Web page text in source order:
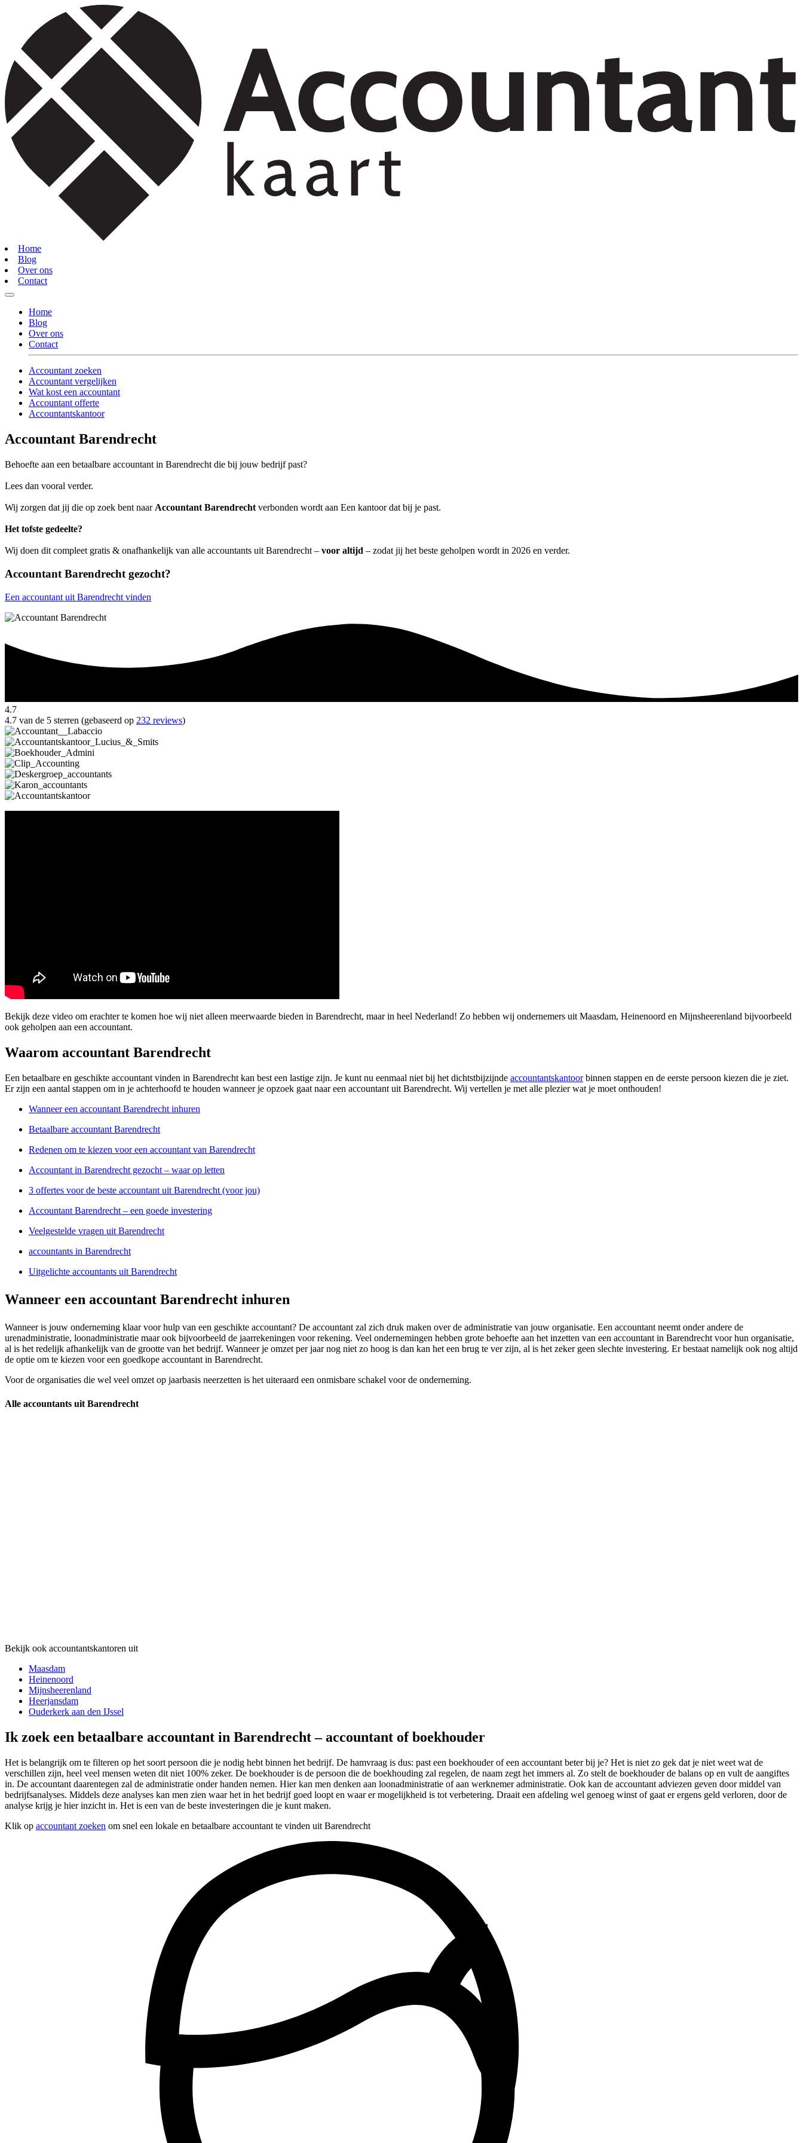
Home
Blog
Over ons
Contact
Home
Blog
Over ons
Contact
Accountant zoeken
Accountant vergelijken
Wat kost een accountant
Accountant offerte
Accountantskantoor
Accountant Barendrecht
Behoefte aan een betaalbare accountant in Barendrecht die bij jouw bedrijf past?
Lees dan vooral verder.
Wij zorgen dat jij die op zoek bent naar Accountant Barendrecht verbonden wordt aan Een kantoor dat bij je past.
Het tofste gedeelte?
Wij doen dit compleet gratis & onafhankelijk van alle accountants uit Barendrecht – voor altijd – zodat jij het beste geholpen wordt in 2026 en verder.
Accountant Barendrecht gezocht?
Een accountant uit Barendrecht vinden
4.7
4.7 van de 5 sterren (gebaseerd op 232 reviews)
Bekijk deze video om erachter te komen hoe wij niet alleen meerwaarde bieden in Barendrecht, maar in heel Nederland! Zo hebben wij ondernemers uit Maasdam, Heinenoord en Mijnsheerenland bijvoorbeeld
ook geholpen aan een accountant.
Waarom accountant Barendrecht
Een betaalbare en geschikte accountant vinden in Barendrecht kan best een lastige zijn. Je kunt nu eenmaal niet bij het dichtstbijzijnde accountantskantoorbinnen stappen en de eerste persoon kiezen die je ziet.
Er zijn een aantal stappen om in je achterhoofd te houden wanneer je opzoek gaat naar een accountant uit Barendrecht. Wij vertellen je met alle plezier wat je moet onthouden!
Wanneer een accountant Barendrecht inhuren
Betaalbare accountant Barendrecht
Redenen om te kiezen voor een accountant van Barendrecht
Accountant in Barendrecht gezocht – waar op letten
3 offertes voor de beste accountant uit Barendrecht (voor jou)
Accountant Barendrecht – een goede investering
Veelgestelde vragen uit Barendrecht
accountants in Barendrecht
Uitgelichte accountants uit Barendrecht
Wanneer een accountant Barendrecht inhuren
Wanneer is jouw onderneming klaar voor hulp van een geschikte accountant? De accountant zal zich druk maken over de administratie van jouw organisatie. Een accountant neemt onder andere de
urenadministratie, loonadministratie maar ook bijvoorbeeld de jaarrekeningen voor rekening. Veel ondernemingen hebben grote behoefte aan het inzetten van een accountant in Barendrecht voor hun organisatie,
al is het redelijk afhankelijk van de grootte van het bedrijf. Wanneer je omzet per jaar nog niet zo hoog is dan kan het een brug te ver zijn, al is het zeker geen slechte investering. Er bestaat namelijk ook nog altijd
de optie om te kiezen voor een goedkope accountant in Barendrecht.
Voor de organisaties die wel veel omzet op jaarbasis neerzetten is het uiteraard een onmisbare schakel voor de onderneming.
Alle accountants uit Barendrecht
Bekijk ook accountantskantoren uit
Maasdam
Heinenoord
Mijnsheerenland
Heerjansdam
Ouderkerk aan den IJssel
Ik zoek een betaalbare accountant in Barendrecht – accountant of boekhouder
Het is belangrijk om te filteren op het soort persoon die je nodig hebt binnen het bedrijf. De hamvraag is dus: past een boekhouder of een accountant beter bij je? Het is niet zo gek dat je niet weet wat de
verschillen zijn, heel veel mensen weten dit niet 100% zeker. De boekhouder is de persoon die de boekhouding zal regelen, de naam zegt het immers al. Zo stelt de boekhouder de balans op en vult de aangiftes
in. De accountant daarentegen zal de administratie onder handen nemen. Hier kan men denken aan loonadministratie of aan werknemer administratie. Ook kan de accountant adviezen geven door middel van
bedrijfsanalyses. Middels deze analyses kan men zien waar het in het bedrijf goed loopt en waar er mogelijkheid is tot verbetering. Draait een afdeling wel genoeg winst of gaat er ergens geld verloren, door de
analyse krijg je hier inzicht in. Het is een van de beste investeringen die je kunt maken.
Klik op accountant zoeken om snel een lokale en betaalbare accountant te vinden uit Barendrecht